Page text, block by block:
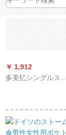
￥ 1,912
多美忆シングルス成
チーア透明フュー
ョン